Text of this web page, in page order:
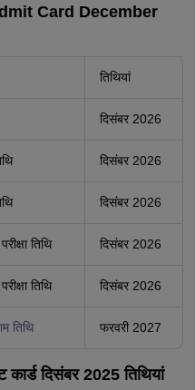
Card December
तिथियां
दिसंबर 2026
दिसंबर 2026
दिसंबर 2026
तिथि दिसंबर 2026
तिथि दिसंबर 2026
तिथि फरवरी 2027
दिसंबर 2025 तिथियां